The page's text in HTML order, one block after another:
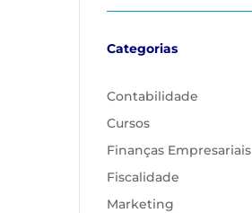
Categorias
Contabilidade
Cursos
Finanças Empresariais
Fiscalidade
Marketing